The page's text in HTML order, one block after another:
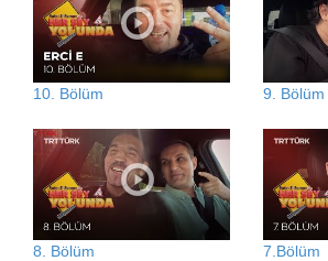
10. Bölüm 9. Bölüm
8. Bölüm 7.Bölüm